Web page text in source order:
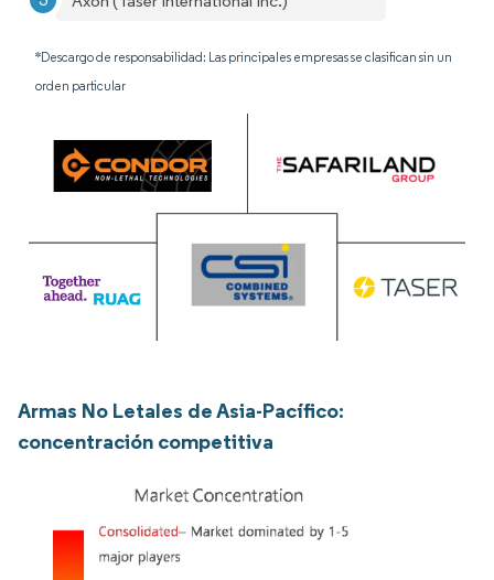
*Descargo de responsabilidad: Las principales empresas se clasifican sin un
orden particular
Armas No Letales de Asia-Pacífico:
concentración competitiva